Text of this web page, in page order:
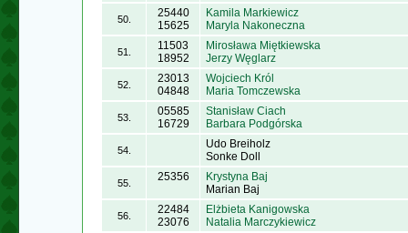
50.
25440
15625
Kamila Markiewicz
Maryla Nakoneczna
51.
11503
18952
Mirosława Miętkiewska
Jerzy Węglarz
52.
23013
04848
Wojciech Król
Maria Tomczewska
53.
05585
16729
Stanisław Ciach
Barbara Podgórska
54.
Udo Breiholz
Sonke Doll
55. 25356
Krystyna Baj
Marian Baj
56.
22484
23076
Elżbieta Kanigowska
Natalia Marczykiewicz